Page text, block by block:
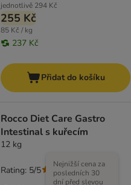
jednotlivě 294 Kč
255 Kč
85 Kč / kg
237 Kč
Přidat do košíku
Rocco Diet Care Gastro
Intestinal s kuřecím
12 kg
Nejnižší cena za
posledních 30
dní před slevou
Rating: 5/5 9)